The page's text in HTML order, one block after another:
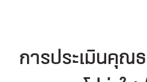
การประเมินคุณ